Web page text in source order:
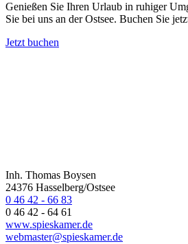
Genießen Sie Ihren Urlaub in ruhiger
Sie bei uns an der Ostsee. Buchen Sie
Jetzt buchen
Inh. Thomas Boysen
24376 Hasselberg/Ostsee
0 46 42 - 66 83
0 46 42 - 64 61
www.spieskamer.de
webmaster@spieskamer.de